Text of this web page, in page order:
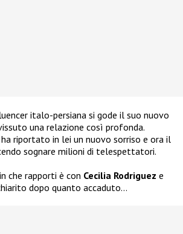
italo-persiana si gode il suo nuovo
una relazione così profonda.
ha riportato in lei un nuovo sorriso e ora il
sognare milioni di telespettatori.
che rapporti è con Cecilia Rodriguez e
dopo quanto accaduto…